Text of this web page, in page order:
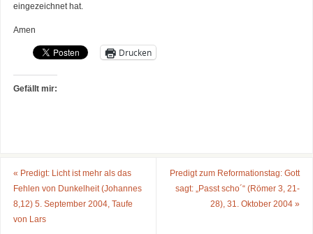
eingezeichnet hat.
Amen
Drucken
Gefällt mir:
« Predigt: Licht ist mehr als das
Fehlen von Dunkelheit (Johannes
8,12) 5. September 2004, Taufe
von Lars
Predigt zum Reformationstag: Gott
sagt: „Passt scho´“ (Römer 3, 21-
28), 31. Oktober 2004»